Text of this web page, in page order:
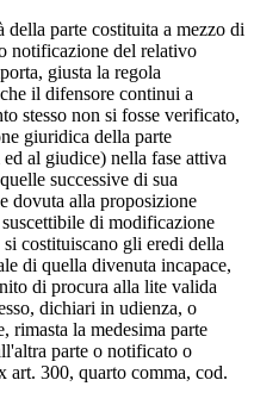
parte costituita a mezzo di
notificazione del relativo
giusta la regola
il difensore continui a
stesso non si fosse verificato,
giuridica della parte
al giudice) nella fase attiva
successive di sua
dovuta alla proposizione
di modificazione
costituiscano gli eredi della
di quella divenuta incapace,
di procura alla lite valida
dichiari in udienza, o
rimasta la medesima parte
parte o notificato o
300, quarto comma, cod.